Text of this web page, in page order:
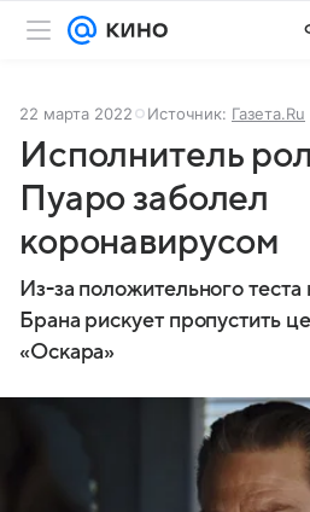
22 марта 2022 Источник: Газета.Ru
Исполнитель
Пуаро заболел
коронавирусом
Из-за положительного
Брана рискует пропустить
«Оскара»